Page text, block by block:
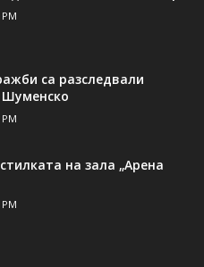
са разследвали
на зала „Арена